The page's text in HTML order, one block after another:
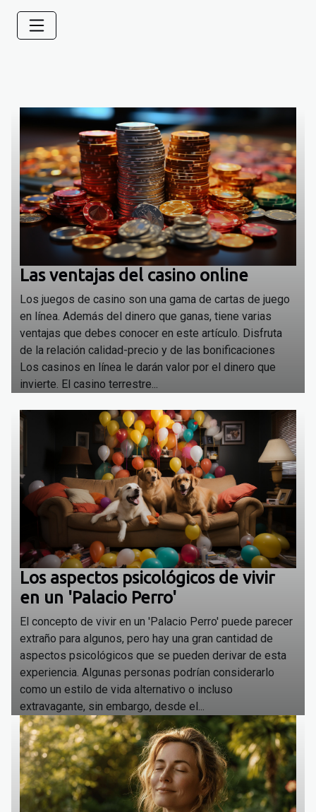
Las ventajas del casino online
Los juegos de casino son una gama de cartas de juego
en línea. Además del dinero que ganas, tiene varias
ventajas que debes conocer en este artículo. Disfruta
de la relación calidad-precio y de las bonificaciones
Los casinos en línea le darán valor por el dinero que
invierte. El casino terrestre...
Los aspectos psicológicos de vivir
en un 'Palacio Perro'
El concepto de vivir en un 'Palacio Perro' puede parecer
extraño para algunos, pero hay una gran cantidad de
aspectos psicológicos que se pueden derivar de esta
experiencia. Algunas personas podrían considerarlo
como un estilo de vida alternativo o incluso
extravagante, sin embargo, desde el...